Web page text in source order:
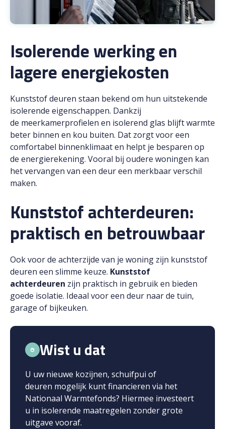
Isolerende werking en
lagere energiekosten
Kunststof deuren staan bekend om hun uitstekende
isolerende eigenschappen. Dankzij
de meerkamerprofielen en isolerend glas blijft warmte
beter binnen en kou buiten. Dat zorgt voor een
comfortabel binnenklimaat en helpt je besparen op
de energierekening. Vooral bij oudere woningen kan
het vervangen van een deur een merkbaar verschil
maken.
Kunststof achterdeuren:
praktisch en betrouwbaar
Ook voor de achterzijde van je woning zijn kunststof
deuren een slimme keuze. Kunststof
achterdeuren zijn praktisch in gebruik en bieden
goede isolatie. Ideaal voor een deur naar de tuin,
garage of bijkeuken.
Wist u dat
U uw nieuwe kozijnen, schuifpui of
deuren mogelijk kunt financieren via het
Nationaal Warmtefonds? Hiermee investeert
u in isolerende maatregelen zonder grote
uitgave vooraf.